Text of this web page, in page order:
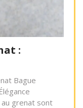
:
Bague
grenat sont